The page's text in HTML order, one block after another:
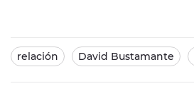
relación David Bustamante